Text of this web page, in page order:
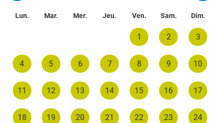
Lun. Mar. Mer. Jeu. Ven. Sam. Dim.
1 2 3
4 5 6 7 8 9 10
11 12 13 14 15 16 17
18 19 20 21 22 23 24